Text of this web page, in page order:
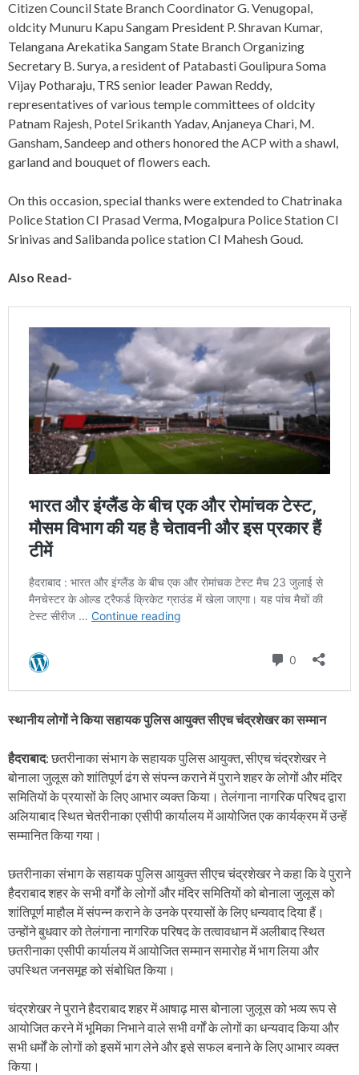
Citizen Council State Branch Coordinator G. Venugopal,
oldcity Munuru Kapu Sangam President P. Shravan Kumar,
Telangana Arekatika Sangam State Branch Organizing
Secretary B. Surya, a resident of Patabasti Goulipura Soma
Vijay Potharaju, TRS senior leader Pawan Reddy,
representatives of various temple committees of oldcity
Patnam Rajesh, Potel Srikanth Yadav, Anjaneya Chari, M.
Gansham, Sandeep and others honored the ACP with a shawl,
garland and bouquet of flowers each.
On this occasion, special thanks were extended to Chatrinaka
Police Station CI Prasad Verma, Mogalpura Police Station CI
Srinivas and Salibanda police station CI Mahesh Goud.
Also Read-
स्थानीय लोगों ने किया सहायक पुलिस आयुक्त सीएच चंद्रशेखर का सम्मान
हैदराबाद: छतरीनाका संभाग के सहायक पुलिस आयुक्त, सीएच चंद्रशेखर ने
बोनाला जुलूस को शांतिपूर्ण ढंग से संपन्न कराने में पुराने शहर के लोगों और मंदिर
समितियों के प्रयासों के लिए आभार व्यक्त किया। तेलंगाना नागरिक परिषद द्वारा
अलियाबाद स्थित चेतरीनाका एसीपी कार्यालय में आयोजित एक कार्यक्रम में उन्हें
सम्मानित किया गया।
छतरीनाका संभाग के सहायक पुलिस आयुक्त सीएच चंद्रशेखर ने कहा कि वे पुराने
हैदराबाद शहर के सभी वर्गों के लोगों और मंदिर समितियों को बोनाला जुलूस को
शांतिपूर्ण माहौल में संपन्न कराने के उनके प्रयासों के लिए धन्यवाद दिया हैं।
उन्होंने बुधवार को तेलंगाना नागरिक परिषद के तत्वावधान में अलीबाद स्थित
छतरीनाका एसीपी कार्यालय में आयोजित सम्मान समारोह में भाग लिया और
उपस्थित जनसमूह को संबोधित किया।
चंद्रशेखर ने पुराने हैदराबाद शहर में आषाढ़ मास बोनाला जुलूस को भव्य रूप से
आयोजित करने में भूमिका निभाने वाले सभी वर्गों के लोगों का धन्यवाद किया और
सभी धर्मों के लोगों को इसमें भाग लेने और इसे सफल बनाने के लिए आभार व्यक्त
किया।